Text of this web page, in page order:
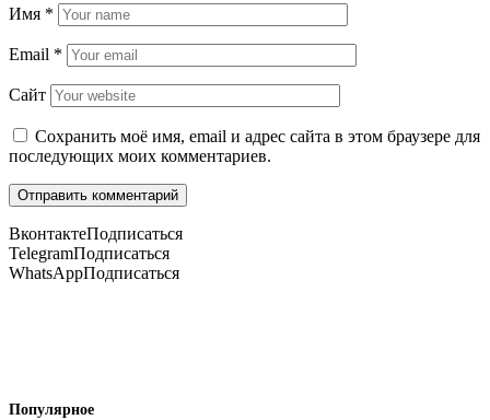
Имя *
Email *
Сайт
Сохранить моё имя, email и адрес сайта в этом браузере для
последующих моих комментариев.
ВконтактеПодписаться
TelegramПодписаться
WhatsAppПодписаться
Популярное